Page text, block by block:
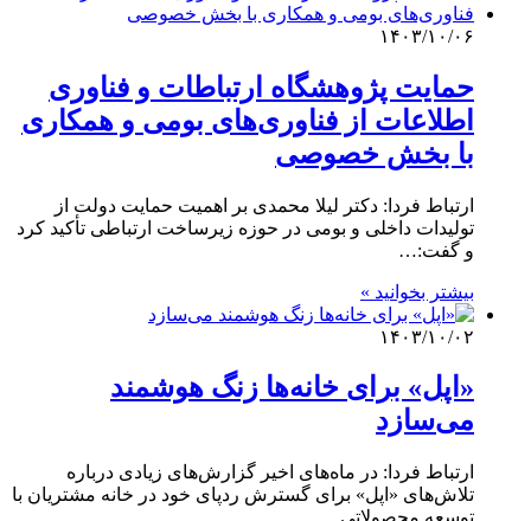
۱۴۰۳/۱۰/۰۶
حمایت پژوهشگاه ارتباطات و فناوری
اطلاعات از فناوری‌های بومی و همکاری
با بخش خصوصی
ارتباط فردا: دکتر لیلا محمدی بر اهمیت حمایت دولت از
تولیدات داخلی و بومی در حوزه زیرساخت ارتباطی تأکید کرد
و گفت:…
بیشتر بخوانید »
۱۴۰۳/۱۰/۰۲
«اپل» برای خانه‌ها زنگ هوشمند
می‌سازد
ارتباط فردا: در ماه‌های اخیر گزارش‌های زیادی درباره
تلاش‌های «اپل» برای گسترش ردپای خود در خانه‌ مشتریان با